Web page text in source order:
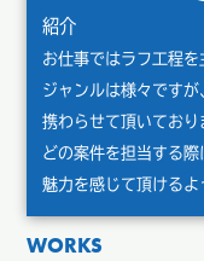
紹介
お仕事ではラフ工程を
ジャンルは様々です
携わらせて頂いており
どの案件を担当する
魅力を感じて頂けるよ
WORKS